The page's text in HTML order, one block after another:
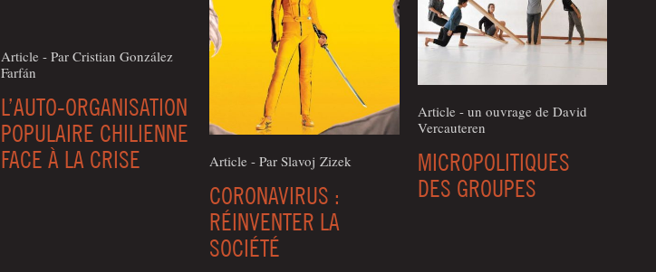
Article - Par Cris­tian Gonzá­lez
Farfán
L’AUTO-ORGANISATION
POPULAIRE CHILIENNE
FACE À LA CRISE
Article - Par Sla­voj Zizek
CORONAVIRUS :
RÉINVENTER LA
SOCIÉTÉ
Article - un ouvrage de David
Vercauteren
MICROPOLITIQUES
DES GROUPES